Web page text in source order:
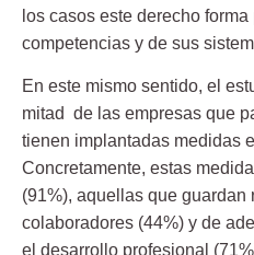
los casos este derecho
competencias y de sus
En este mismo sentido, el
mitad de las empresas que
tienen implantadas medidas
Concretamente, estas
(91%), aquellas que
colaboradores (44%) y de
el desarrollo profesional